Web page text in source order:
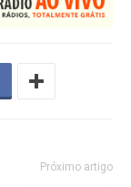
Próximo artigo